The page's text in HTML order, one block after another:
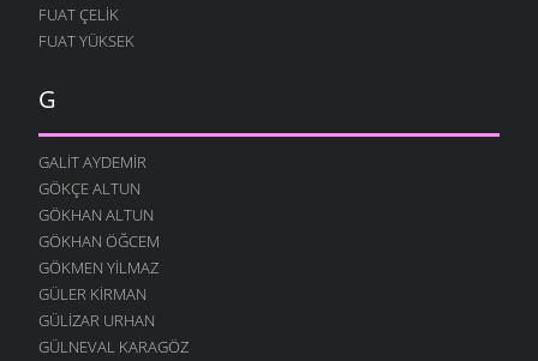
FUAT ÇELIK
FUAT YÜKSEK
G
GALIT AYDEMIR
GÖKÇE ALTUN
GÖKHAN ALTUN
GÖKHAN ÖĞCEM
GÖKMEN YILMAZ
GÜLER KIRMAN
GÜLIZAR URHAN
GÜLNEVAL KARAGÖZ